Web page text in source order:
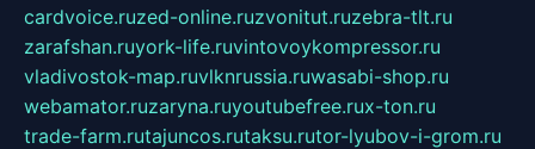
cardvoice.ruzed-online.ruzvonitut.ruzebra-tlt.ru
zarafshan.ruyork-life.ruvintovoykompressor.ru
vladivostok-map.ruvlknrussia.ruwasabi-shop.ru
webamator.ruzaryna.ruyoutubefree.rux-ton.ru
trade-farm.rutajuncos.rutaksu.rutor-lyubov-i-grom.ru